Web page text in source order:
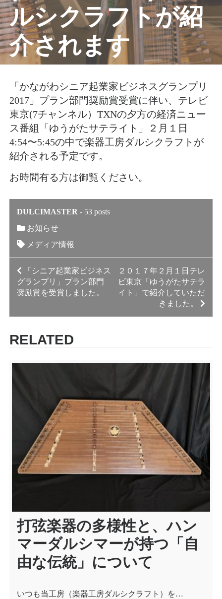
ルシクラフトが紹
介されます
「かながわシニア起業家ビジネスグランプリ
2017」プラン部門奨励賞受賞に伴い、テレビ
東京(7チャンネル）TXNの夕方の経済ニュー
ス番組「ゆうがたサテライト」２月１日
4:54〜5:45の中で楽器工房ダルシクラフトが
紹介される予定です。
お時間有る方は御覧ください。
DULCIMASTER - 53 posts
お知らせ
メディア情報
投
稿
ゲ
ー
「シニア起業家ビジネス
グランプリ」プラン部門
奨励賞を受賞しました。
２０１７年２月１日テレ
ビ東京「ゆうがたサテラ
イト」で紹介していただ
きました。
RELATED
打弦楽器の多様性と、ハン
マーダルシマーが持つ「自
由な伝統」について
いつも当工房（楽器工房ダルシクラフト）を…